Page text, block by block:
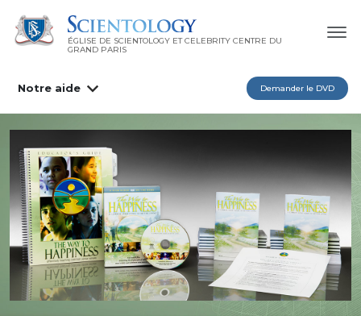
ÉGLISE DE SCIENTOLOGY ET CELEBRITY CENTRE DU
GRAND PARIS
Notre aide Demander le DVD